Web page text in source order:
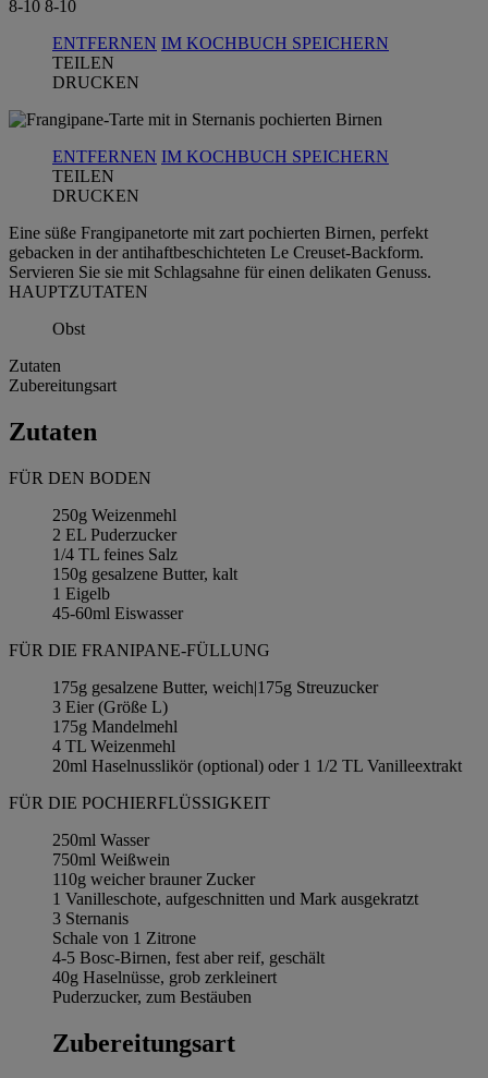
8-10 8-10
ENTFERNEN IM KOCHBUCH SPEICHERN
TEILEN
DRUCKEN
ENTFERNEN IM KOCHBUCH SPEICHERN
TEILEN
DRUCKEN
Eine süße Frangipanetorte mit zart pochierten Birnen, perfekt
gebacken in der antihaftbeschichteten Le Creuset-Backform.
Servieren Sie sie mit Schlagsahne für einen delikaten Genuss.
HAUPTZUTATEN
Obst
Zutaten
Zubereitungsart
Zutaten
FÜR DEN BODEN
250g Weizenmehl
2 EL Puderzucker
1/4 TL feines Salz
150g gesalzene Butter, kalt
1 Eigelb
45-60ml Eiswasser
FÜR DIE FRANIPANE-FÜLLUNG
175g gesalzene Butter, weich|175g Streuzucker
3 Eier (Größe L)
175g Mandelmehl
4 TL Weizenmehl
20ml Haselnusslikör (optional) oder 1 1/2 TL Vanilleextrakt
FÜR DIE POCHIERFLÜSSIGKEIT
250ml Wasser
750ml Weißwein
110g weicher brauner Zucker
1 Vanilleschote, aufgeschnitten und Mark ausgekratzt
3 Sternanis
Schale von 1 Zitrone
4-5 Bosc-Birnen, fest aber reif, geschält
40g Haselnüsse, grob zerkleinert
Puderzucker, zum Bestäuben
Zubereitungsart